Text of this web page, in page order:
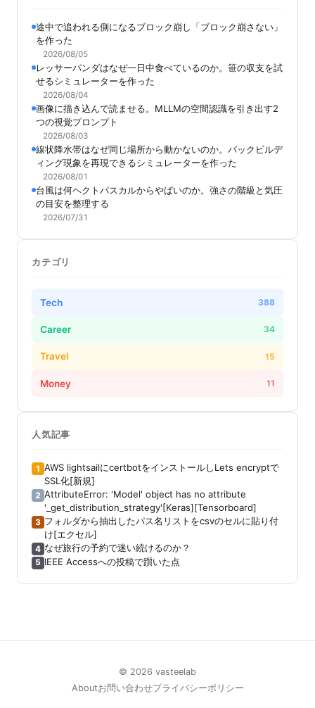
途中で追われる側になるブロック崩し「ブロック崩さない」
を作った
2026/08/05
レッサーパンダはなぜ一日中食べているのか。笹の収支を試
せるシミュレーターを作った
2026/08/04
画像に描き込んで読ませる。MLLMの空間認識を引き出す2
つの視覚プロンプト
2026/08/03
線状降水帯はなぜ同じ場所から動かないのか。バックビルデ
ィング現象を再現できるシミュレーターを作った
2026/08/01
台風は何ヘクトパスカルからやばいのか。強さの階級と気圧
の目安を整理する
2026/07/31
カテゴリ
Tech 388
Career 34
Travel 15
Money 11
人気記事
1 AWS lightsailにcertbotをインストールしLets encryptで
SSL化[新規]
2 AttributeError: 'Model' object has no attribute
'_get_distribution_strategy'[Keras][Tensorboard]
3 フォルダから抽出したパス名リストをcsvのセルに貼り付
け[エクセル]
4 なぜ旅行の予約で迷い続けるのか？
5 IEEE Accessへの投稿で躓いた点
© 2026 vasteelab
Aboutお問い合わせプライバシーポリシー